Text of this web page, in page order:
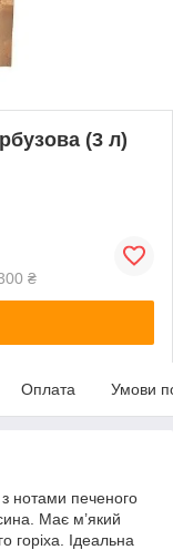
(3 л)
₴
Оплата Умови
нотами печеного
Має м’який
горіха. Ідеальна